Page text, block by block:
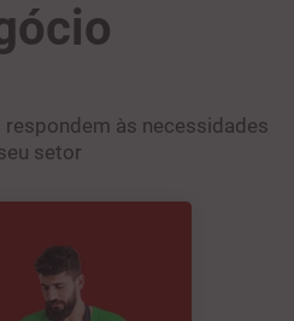
às necessidades
setor